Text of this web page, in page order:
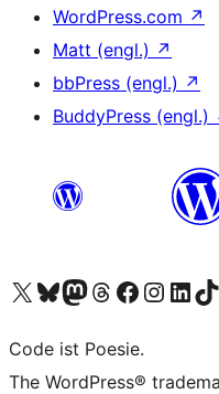
WordPress.com ↗
Matt (engl.) ↗
bbPress (engl.) ↗
BuddyPress (engl.)
Unser X-Konto (früher Twitter) besuchen
Unser Bluesky-Konto besuchen
Unser Mastodon-Konto besuchen
Unser Threads-Konto besuchen
Unsere Facebook-Seite
Unser Instagram-
Unser
Code ist Poesie.
The WordPress®